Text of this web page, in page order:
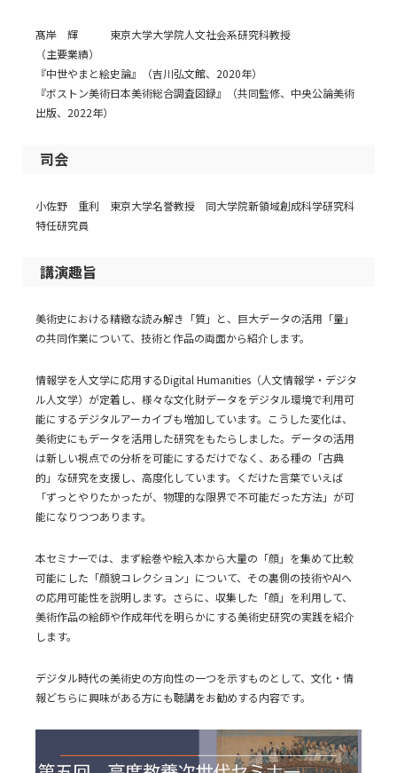
髙岸 輝 東京大学大学院人文社会系研究科教授
（主要業績）
『中世やまと絵史論』（吉川弘文館、2020年）
『ボストン美術日本美術総合調査図録』（共同監修、中央公論美術
出版、2022年）
司会
小佐野 重利 東京大学名誉教授 同大学院新領域創成科学研究科
特任研究員
講演趣旨
美術史における精緻な読み解き「質」と、巨大データの活用「量」
の共同作業について、技術と作品の両面から紹介します。
情報学を人文学に応用するDigital Humanities（人文情報学・デジタ
ル人文学）が定着し、様々な文化財データをデジタル環境で利用可
能にするデジタルアーカイブも増加しています。こうした変化は、
美術史にもデータを活用した研究をもたらしました。データの活用
は新しい視点での分析を可能にするだけでなく、ある種の「古典
的」な研究を支援し、高度化しています。くだけた言葉でいえば
「ずっとやりたかったが、物理的な限界で不可能だった方法」が可
能になりつつあります。
本セミナーでは、まず絵巻や絵入本から大量の「顔」を集めて比較
可能にした「顔貌コレクション」について、その裏側の技術やAIへ
の応用可能性を説明します。さらに、収集した「顔」を利用して、
美術作品の絵師や作成年代を明らかにする美術史研究の実践を紹介
します。
デジタル時代の美術史の方向性の一つを示すものとして、文化・情
報どちらに興味がある方にも聴講をお勧めする内容です。